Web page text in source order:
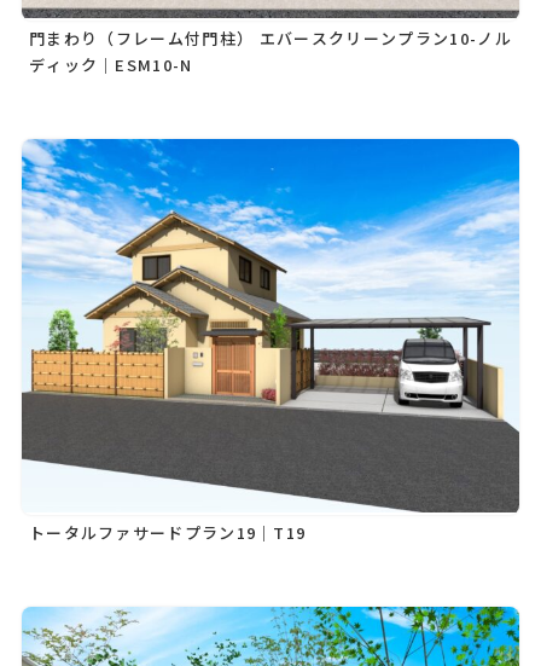
門まわり（フレーム付門柱） エバースクリーンプラン10-ノル
ディック｜ESM10-N
トータルファサードプラン19｜T19